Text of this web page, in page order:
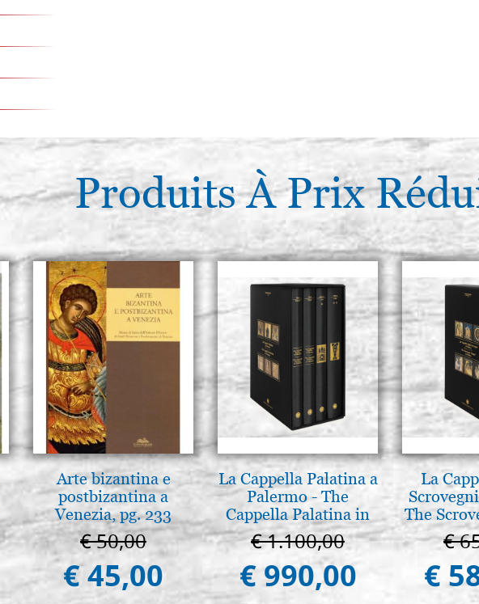
Produits À Prix
Arte bizantina e
postbizantina a
Venezia, pg. 233
€ 50,00
€ 45,00
La Cappella Palatina a
Palermo - The
Cappella Palatina in
Palermo
€ 1.100,00
€ 990,00
La
The
in
€
€